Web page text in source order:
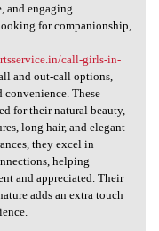
and engaging
for companionship,
call-girls-in-
and out-call options,
These
for their natural beauty,
long hair, and elegant
they excel in
helping
and appreciated. Their
adds an extra touch